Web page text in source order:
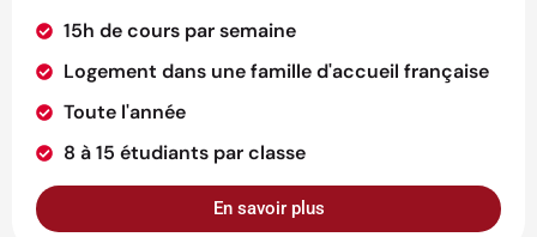
15h de cours par semaine
Logement dans une famille d'accueil française
Toute l'année
8 à 15 étudiants par classe
En savoir plus